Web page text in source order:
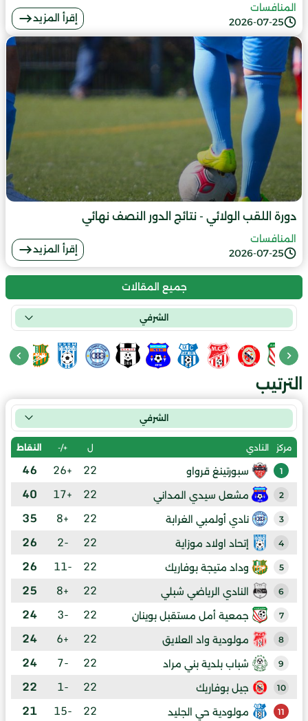
2026-07-25
المنافسات
إقرأ المزيد
دورة اللقب الولائي - نتائج الدور النصف نهائي
2026-07-25
المنافسات
إقرأ المزيد
جميع المقالات
الشرفي
الترتيب
الشرفي
مركز النادي ل +/- النقاط
1 سبورتينغ قرواو 22
+26
46
2 مشعل سيدي المداني 22
+17
40
3 نادي أولمبي الغرابة 22
+8
35
4 إتحاد اولاد موزاية 22
-2
26
5 وداد متيجة بوفاريك 22
-11
26
6 النادي الرياضي شبلي 22
+8
25
7 جمعية أمل مستقبل بوينان 22
-3
24
8 مولودية واد العلايق 22
+6
24
9 شباب بلدية بني مراد 22
-7
24
10 جيل بوفاريك 22
-1
22
11 مولودية حي الجليد 22
-15
21